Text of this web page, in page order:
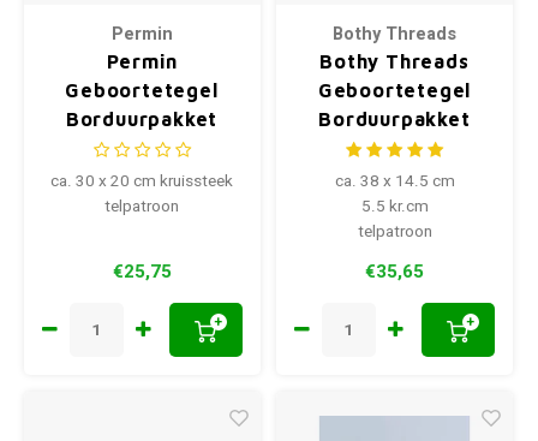
Permin
Permin
Geboortetegel
Borduurpakket
Geboortebus 92-
1310
ca. 30 x 20 cm kruissteek
telpatroon
€25,75
+
Bothy Threads
Bothy Threads
Geboortetegel
Borduurpakket
Woodland Welcome
XKG4
ca. 38 x 14.5 cm
5.5 kr.cm
telpatroon
€35,65
+